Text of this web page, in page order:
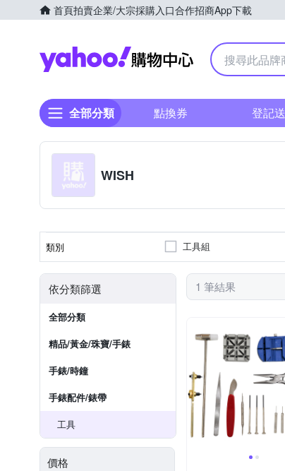
首頁拍賣企業/大宗採購入口合作招商App下載
Yahoo購物中心
全部分類 點換券 登記送
WISH
類別 工具組
依分類篩選
全部分類
精品/黃金/珠寶/手錶
手錶/時鐘
手錶配件/錶帶
工具
價格
1 筆結果